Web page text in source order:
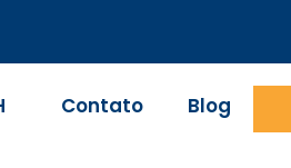
Contato Blog